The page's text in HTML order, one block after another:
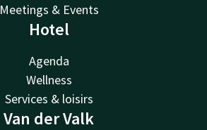
Meetings & Events
Hotel
Agenda
Wellness
Services & loisirs
Van der Valk